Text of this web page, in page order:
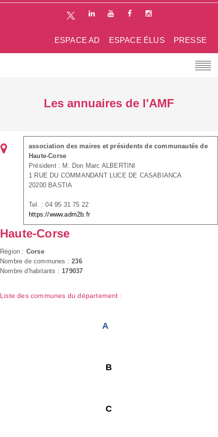
PRESSE
ESPACE ÉLUS
ESPACE AD
Les annuaires de l'AMF
association des maires et présidents de communautés de
Haute-Corse
Président : M. Don Marc ALBERTINI
1 RUE DU COMMANDANT LUCE DE CASABIANCA
20200 BASTIA
Tel. : 04 95 31 75 22
https://www.adm2b.fr
Haute-Corse
Région : Corse
Nombre de communes :236
Nombre d'habitants : 179037
Liste des communes du département :
A
B
C